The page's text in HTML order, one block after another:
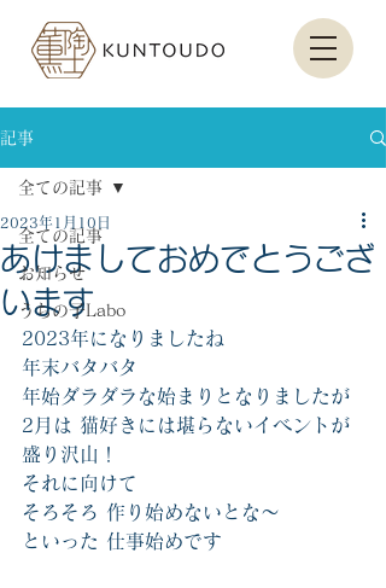
記事
全ての記事
お知らせ
うちの子Labo
全ての記事
あけましておめでとうござ
います
2023年1月10日
2023年になりましたね
年末バタバタ
年始ダラダラな始まりとなりましたが
2月は 猫好きには堪らないイベントが
盛り沢山！
それに向けて
そろそろ 作り始めないとな〜
といった 仕事始めです